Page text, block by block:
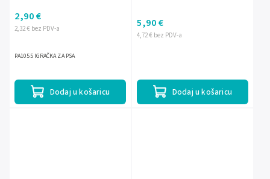
2,32 € bez PDV-a
2,90 €
Dodaj u košaricu
PA1055 IGRAČKA ZA PSA
4,72 € bez PDV-a
5,90 €
Dodaj u košaricu